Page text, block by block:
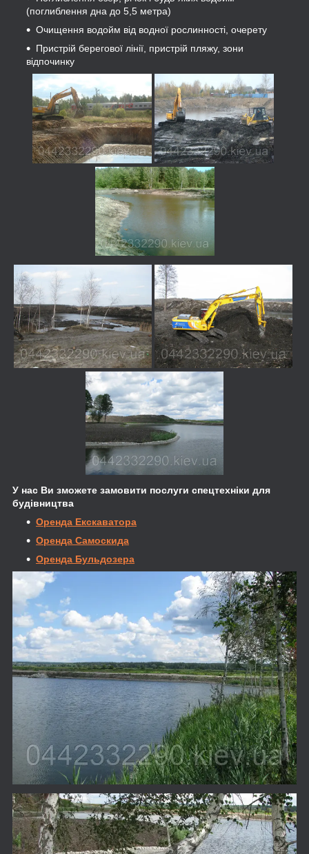
(поглиблення дна до 5,5 метра)
Очищення водойм від водної рослинності, очерету
Пристрій берегової лінії, пристрій пляжу, зони
відпочинку
У нас Ви зможете замовити послуги спецтехніки для
будівництва
Оренда Екскаватора
Оренда Самоскида
Оренда Бульдозера